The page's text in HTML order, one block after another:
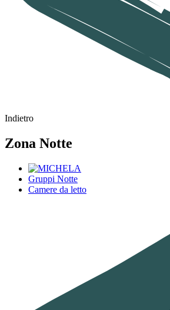
Indietro
Zona Notte
Gruppi Notte
Camere da letto